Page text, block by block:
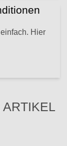
Hier